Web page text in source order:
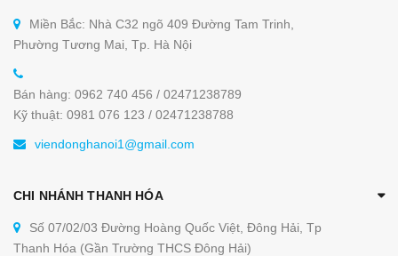
Miền Bắc: Nhà C32 ngõ 409 Đường Tam Trinh,
Phường Tương Mai, Tp. Hà Nội
Bán hàng: 0962 740 456 / 02471238789
Kỹ thuật: 0981 076 123 / 02471238788
viendonghanoi1@gmail.com
CHI NHÁNH THANH HÓA
Số 07/02/03 Đường Hoàng Quốc Việt, Đông Hải, Tp
Thanh Hóa (Gần Trường THCS Đông Hải)